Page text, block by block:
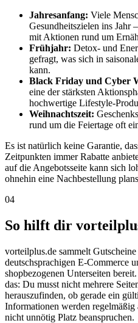
Jahresanfang: Viele
Gesundheitszielen ins Jahr
mit Aktionen rund um
Frühjahr: Detox- und
gefragt, was sich in
kann.
Black Friday und Cyber
eine der stärksten
hochwertige Lifestyle-
Weihnachtszeit:
rund um die Feiertage oft
Es ist natürlich keine Garantie,
Zeitpunkten immer Rabatte
auf die Angebotsseite kann sich
ohnehin eine Nachbestellung
04
So hilft dir
vorteilplus.de sammelt
deutschsprachigen E-Commerce
shopbezogenen Unterseiten
das: Du musst nicht mehrere
herauszufinden, ob gerade ein
Informationen werden
nicht unnötig Platz beanspruchen.